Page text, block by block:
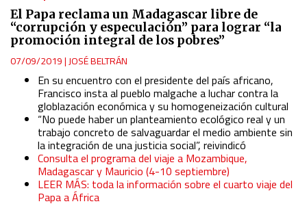
El Papa reclama un Madagascar libre de
“corrupción y especulación” para lograr “la
promoción integral de los pobres”
07/09/2019| JOSÉ BELTRÁN
En su encuentro con el presidente del país africano,
Francisco insta al pueblo malgache a luchar contra la
globlazación económica y su homogeneización cultural
“No puede haber un planteamiento ecológico real y un
trabajo concreto de salvaguardar el medio ambiente sin
la integración de una justicia social”, reivindicó
Consulta el programa del viaje a Mozambique,
Madagascar y Mauricio (4-10 septiembre)
LEER MÁS: toda la información sobre el cuarto viaje del
Papa a África